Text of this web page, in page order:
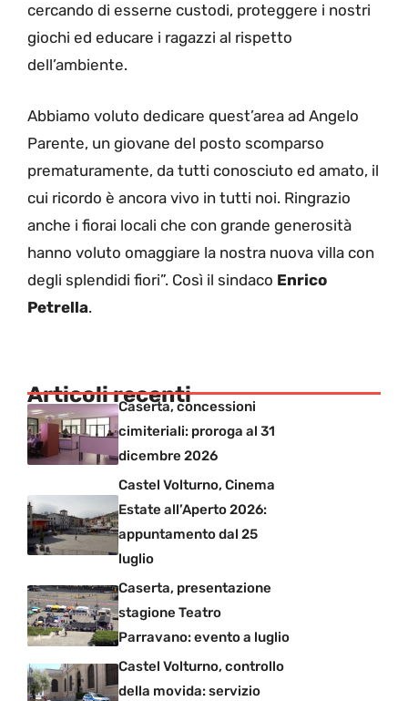
cercando di esserne custodi, proteggere i nostri
giochi ed educare i ragazzi al rispetto
dell’ambiente.
Abbiamo voluto dedicare quest’area ad Angelo
Parente, un giovane del posto scomparso
prematuramente, da tutti conosciuto ed amato, il
cui ricordo è ancora vivo in tutti noi. Ringrazio
anche i fiorai locali che con grande generosità
hanno voluto omaggiare la nostra nuova villa con
degli splendidi fiori”. Così il sindaco Enrico
Petrella.
Articoli recenti
Caserta, concessioni
cimiteriali: proroga al 31
dicembre 2026
Castel Volturno, Cinema
Estate all’Aperto 2026:
appuntamento dal 25
luglio
Caserta, presentazione
stagione Teatro
Parravano: evento a luglio
Castel Volturno, controllo
della movida: servizio